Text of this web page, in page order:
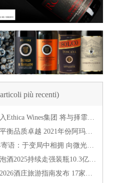
più recenti)
行业 | 蒂维妮加入Ethica Wines集团 将与择霏罗共拓中国市场
法定产区 | 优雅平衡品质卓越 2021年份阿玛罗尼Amarone全球预品会落幕
意酒网2026新年寄语：于变局中相拥 向微光而前行
数据 | 意大利起泡酒2025持续走强装瓶10.3亿瓶 普罗塞克风靡全球
酒庄游 | 意大利2026酒庄旅游指南发布 17家葡萄酒博物馆别错过